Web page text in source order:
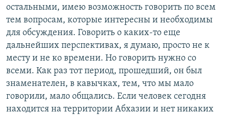
остальными, имею возможность говорить по всем
тем вопросам, которые интересны и необходимы
для обсуждения. Говорить о каких-то еще
дальнейших перспективах, я думаю, просто не к
месту и не ко времени. Но говорить нужно со
всеми. Как раз тот период, прошедший, он был
знаменателен, в кавычках, тем, что мы мало
говорили, мало общались. Если человек сегодня
находится на территории Абхазии и нет никаких